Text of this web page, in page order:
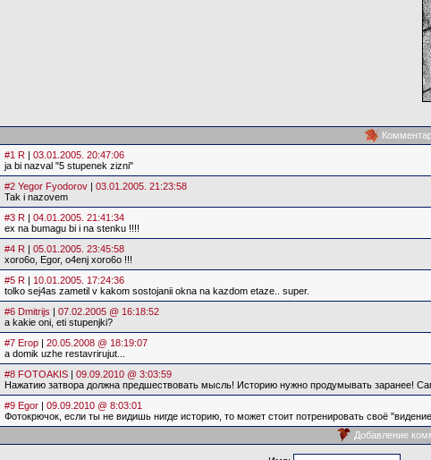
#1 R | 03.01.2005. 20:47:06
ja bi nazval "5 stupenek zizni"
#2 Yegor Fyodorov | 03.01.2005. 21:23:58
Tak i nazovem
#3 R | 04.01.2005. 21:41:34
ex na bumagu bi i na stenku !!!!
#4 R | 05.01.2005. 23:45:58
xoro6o, Egor, o4enj xoro6o !!!
#5 R | 10.01.2005. 17:24:36
tolko sej4as zametil v kakom sostojanii okna na kazdom etaze.. super.
#6 Dmitrijs | 07.02.2005 @ 16:18:52
a kakie oni, eti stupenjki?
#7 Егор | 20.05.2008 @ 18:19:07
a domik uzhe restavrirujut...
#8 FOTOAKIS | 09.09.2010 @ 3:03:59
Нажатию затвора должна предшествовать мысль! Историю нужно продумывать заранее!
#9 Egor | 09.09.2010 @ 8:03:01
Фотокрючок, если ты не видишь нигде историю, то может стоит потренировать своё
Добавление